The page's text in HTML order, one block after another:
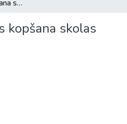
Nervu veselības kopšana skolas gados
kopšana skolas